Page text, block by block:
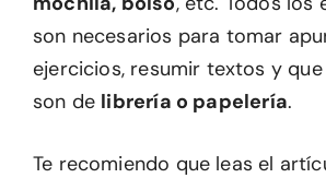
son necesarios para tomar
ejercicios, resumir textos y
son de librería o papelería.
Te recomiendo que leas el